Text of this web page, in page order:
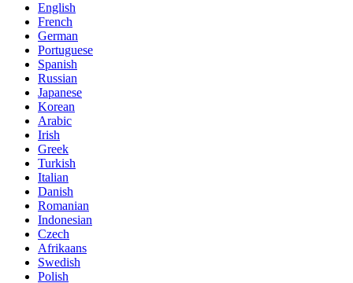
English
French
German
Portuguese
Spanish
Russian
Japanese
Korean
Arabic
Irish
Greek
Turkish
Italian
Danish
Romanian
Indonesian
Czech
Afrikaans
Swedish
Polish